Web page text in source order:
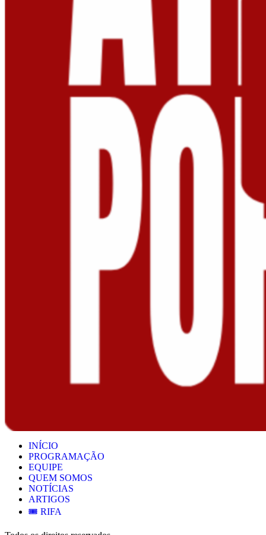
INÍCIO
PROGRAMAÇÃO
EQUIPE
QUEM SOMOS
NOTÍCIAS
ARTIGOS
🎟️ RIFA